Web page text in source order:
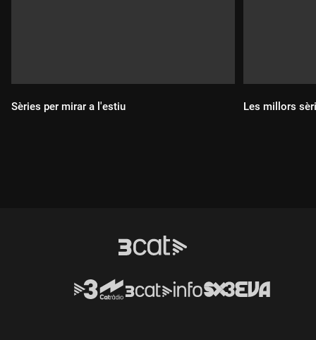
Sèries per mirar a l'estiu Les millors